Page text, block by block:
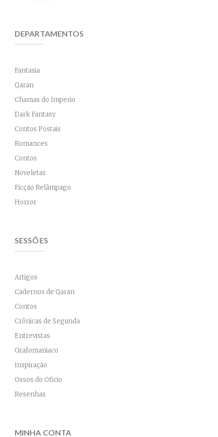
R$49,90.
DEPARTAMENTOS
Fantasia
Qaran
Chamas do Imperio
Dark Fantasy
Contos Postais
Romances
Contos
Noveletas
Ficção Relâmpago
Horror
SESSÕES
Artigos
Cadernos de Qaran
Contos
Crônicas de Segunda
Entrevistas
Grafomaniaco
Inspiração
Ossos do Oficio
Resenhas
MINHA CONTA